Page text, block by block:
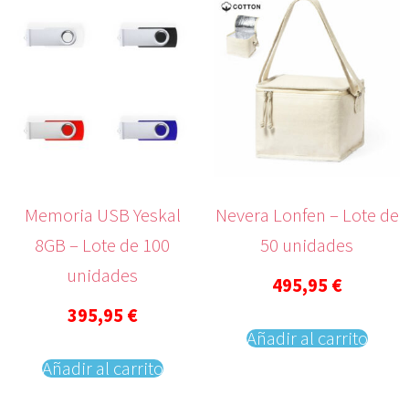
Memoria USB Yeskal
8GB – Lote de 100
unidades
395,95 €
Añadir al carrito
Nevera Lonfen – Lote de
50 unidades
495,95 €
Añadir al carrito